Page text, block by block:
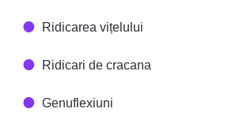
Ridicarea vițelului
Ridicari de cracana
Genuflexiuni